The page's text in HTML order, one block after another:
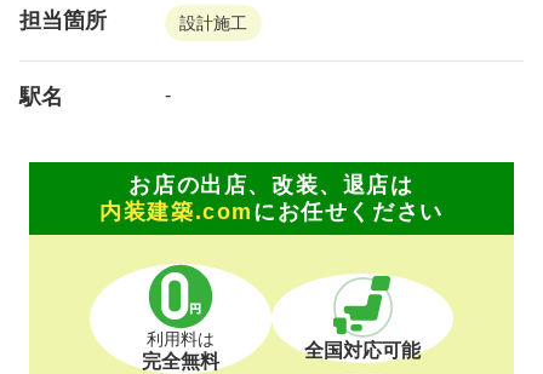
担当箇所 設計施工
駅名 -
お店の出店、改装、退店は
内装建築.com にお任せください
利用料は
完全無料 全国対応可能